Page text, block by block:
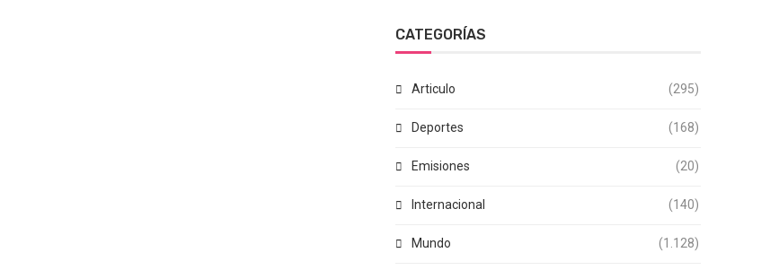
CATEGORÍAS
Articulo (295)
Deportes (168)
Emisiones (20)
Internacional (140)
Mundo (1.128)